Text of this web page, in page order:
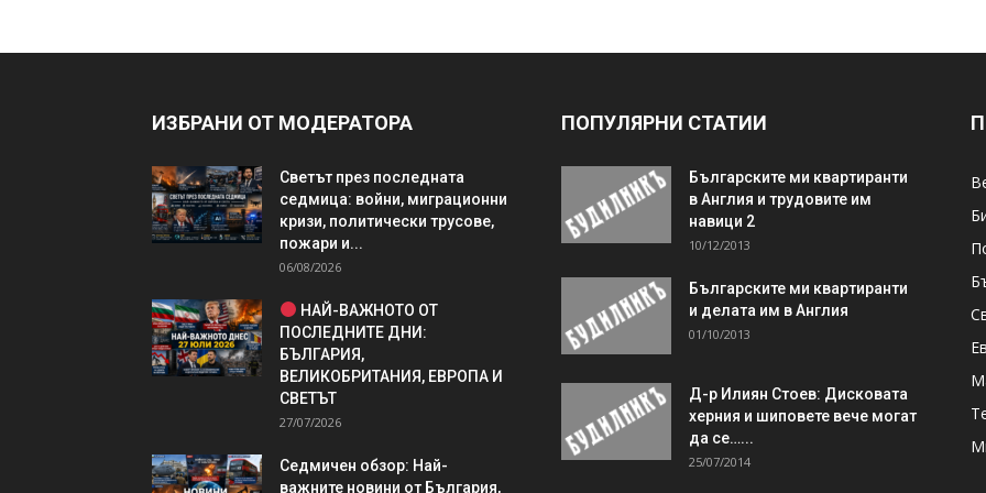
ИЗБРАНИ ОТ МОДЕРАТОРА
Светът през последната
седмица: войни, миграционни
кризи, политически трусове,
пожари и...
06/08/2026
НАЙ-ВАЖНОТО ОТ
ПОСЛЕДНИТЕ ДНИ:
БЪЛГАРИЯ,
ВЕЛИКОБРИТАНИЯ, ЕВРОПА И
СВЕТЪТ
27/07/2026
Седмичен обзор: Най-
важните новини от България,
ПОПУЛЯРНИ СТАТИИ
Българските ми квартиранти
в Англия и трудовите им
навици 2
10/12/2013
Българските ми квартиранти
и делата им в Англия
01/10/2013
Д-р Илиян Стоев: Дисковата
херния и шиповете вече могат
да се…...
25/07/2014